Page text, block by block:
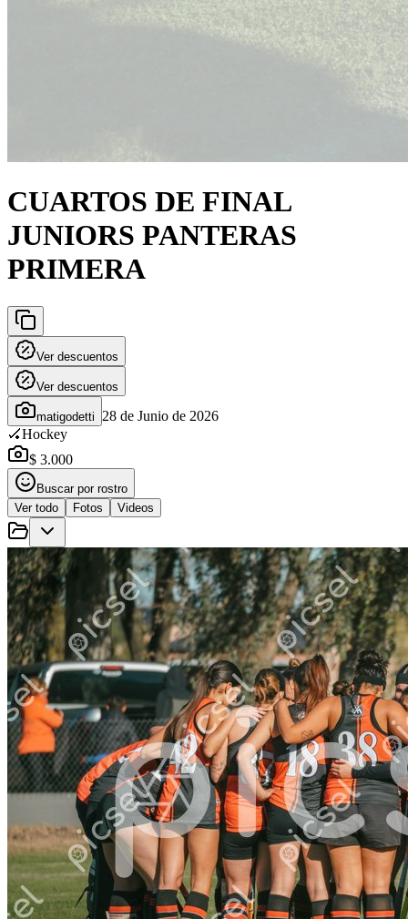
CUARTOS DE FINAL
JUNIORS PANTERAS
PRIMERA
Ver descuentos
Ver descuentos
matigodetti
28 de Junio de 2026
🏑Hockey
$ 3.000
Buscar por rostro
Ver todo
Fotos Videos